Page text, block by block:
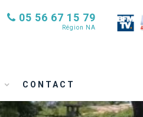
05 56 67 15 79
Région NA
CONTACT